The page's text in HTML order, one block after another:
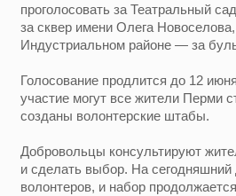
проголосовать за Театральный
за сквер имени Олега
Индустриальном районе — за
Голосование продлится до 12
участие могут все жители Перми
созданы волонтерские штабы.
Добровольцы консультируют
и сделать выбор. На
волонтеров, и набор